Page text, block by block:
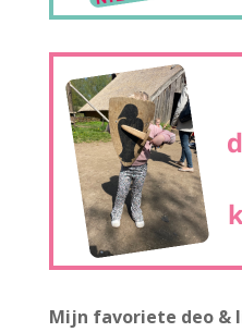
Mijn favoriete deo &